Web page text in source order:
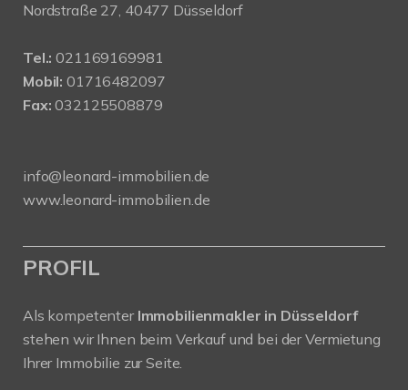
Nordstraße 27, 40477 Düsseldorf
Tel.: 021169169981
Mobil: 01716482097
Fax: 032125508879
info@leonard-immobilien.de
www.leonard-immobilien.de
PROFIL
Als kompetenter Immobilienmakler in Düsseldorf
stehen wir Ihnen beim Verkauf und bei der Vermietung
Ihrer Immobilie zur Seite.